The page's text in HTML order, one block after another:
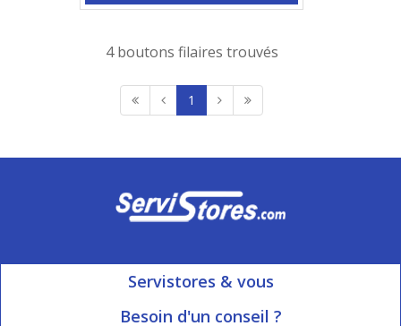
4 boutons filaires trouvés
1
Servistores & vous
Mon compte
Besoin d'un conseil ?